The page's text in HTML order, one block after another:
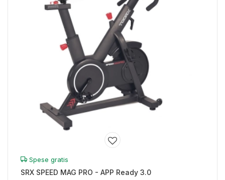
Spese gratis
SRX SPEED MAG PRO - APP Ready 3.0